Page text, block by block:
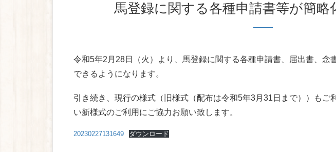
馬登録に関する各種申請書等が簡略
令和5年2月28日（火）より、馬登録に関する各種申請書、届出書、念
できるようになります。
引き続き、現行の様式（旧様式（配布は令和5年3月31日まで））もご
い新様式のご利用にご協力お願い致します。
20230227131649 ダウンロード